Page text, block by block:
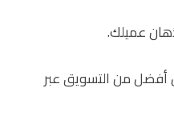
عميلك.
أفضل من التسويق عبر